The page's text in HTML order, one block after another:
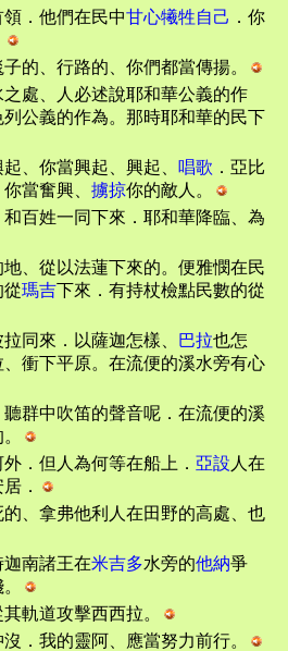
．他們在民中甘心犧牲自己 ．你
的、行路的、你們都當傳揚。
處、人必述說耶和華公義的作
公義的作為。那時耶和華的民下
、你當興起、興起、 唱歌 ．亞比
當奮興、 擄掠你的敵人。
百姓一同下來．耶和華降臨、為
地、從以法蓮下來的。便雅憫在民
從瑪吉下來．有持杖檢點民數的從
同來．以薩迦怎樣、 巴拉也怎
衝下平原。在流便的溪水旁有心
聽群中吹笛的聲音呢．在流便的溪
．但人為何等在船上． 亞設 人在
．
的、拿弗他利人在田野的高處、也
南諸王在米吉多水旁的他納爭
軌道攻擊西西拉。
沒．我的靈阿、應當努力前行。